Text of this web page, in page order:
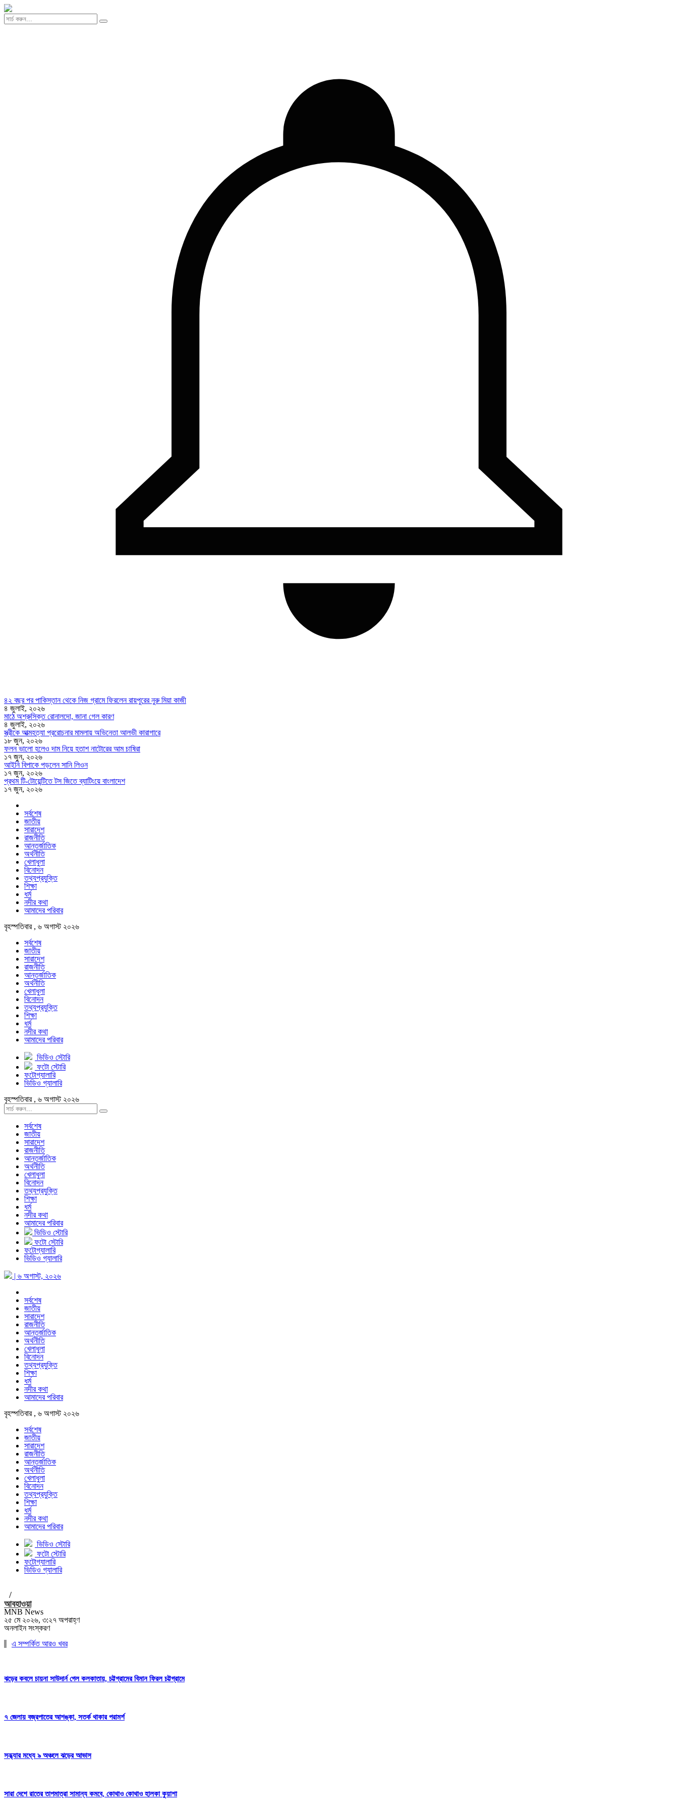
৪২ বছর পর পাকিস্তান থেকে নিজ গ্রামে ফিরলেন রায়পুরের নুরু মিয়া কাজী
৪ জুলাই, ২০২৬
মাঠে অশ্রুসিক্ত রোনালদো, জানা গেল কারণ
৪ জুলাই, ২০২৬
স্ত্রীকে আত্মহত্যা প্ররোচনার মামলায় অভিনেতা আলভী কারাগারে
১৮ জুন, ২০২৬
ফলন ভালো হলেও দাম নিয়ে হতাশ নাটোরের আম চাষিরা
১৭ জুন, ২০২৬
আইনি বিপাকে পড়লেন সানি লিওন
১৭ জুন, ২০২৬
প্রথম টি-টোয়েন্টিতে টস জিতে ব্যাটিংয়ে বাংলাদেশ
১৭ জুন, ২০২৬
সর্বশেষ
জাতীয়
সারাদেশ
রাজনীতি
আন্তর্জাতিক
অর্থনীতি
খেলাধুলা
বিনোদন
তথ্যপ্রযুক্তি
শিক্ষা
ধর্ম
নদীর কথা
আমাদের পরিবার
বৃহস্পতিবার , ৬ অগাস্ট ২০২৬
সর্বশেষ
জাতীয়
সারাদেশ
রাজনীতি
আন্তর্জাতিক
অর্থনীতি
খেলাধুলা
বিনোদন
তথ্যপ্রযুক্তি
শিক্ষা
ধর্ম
নদীর কথা
আমাদের পরিবার
ভিডিও স্টোরি
ফটো স্টোরি
ফটোগ্যালারি
ভিডিও গ্যালারি
বৃহস্পতিবার , ৬ অগাস্ট ২০২৬
সর্বশেষ
জাতীয়
সারাদেশ
রাজনীতি
আন্তর্জাতিক
অর্থনীতি
খেলাধুলা
বিনোদন
তথ্যপ্রযুক্তি
শিক্ষা
ধর্ম
নদীর কথা
আমাদের পরিবার
ভিডিও স্টোরি
ফটো স্টোরি
ফটোগ্যালারি
ভিডিও গ্যালারি
| ৬ অগাস্ট, ২০২৬
সর্বশেষ
জাতীয়
সারাদেশ
রাজনীতি
আন্তর্জাতিক
অর্থনীতি
খেলাধুলা
বিনোদন
তথ্যপ্রযুক্তি
শিক্ষা
ধর্ম
নদীর কথা
আমাদের পরিবার
বৃহস্পতিবার , ৬ অগাস্ট ২০২৬
সর্বশেষ
জাতীয়
সারাদেশ
রাজনীতি
আন্তর্জাতিক
অর্থনীতি
খেলাধুলা
বিনোদন
তথ্যপ্রযুক্তি
শিক্ষা
ধর্ম
নদীর কথা
আমাদের পরিবার
ভিডিও স্টোরি
ফটো স্টোরি
ফটোগ্যালারি
ভিডিও গ্যালারি
/
আবহাওয়া
MNB News
২৫ মে ২০২৬, ৩:২৭ অপরাহ্ণ
অনলাইন সংস্করণ
এ সম্পর্কিত আরও খবর
ঝড়ের কবলে চায়না সাউদার্ন গেল কলকাতায়, চট্টগ্রামের বিমান ফিরল চট্টগ্রামে
৭ জেলায় বজ্রপাতের আশঙ্কা, সতর্ক থাকার পরামর্শ
সন্ধ্যার মধ্যে ৯ অঞ্চলে ঝড়ের আভাস
সারা দেশে রাতের তাপমাত্রা সামান্য কমবে, কোথাও কোথাও হালকা কুয়াশা